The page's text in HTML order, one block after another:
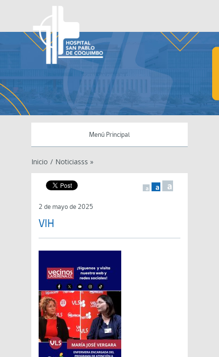
Menú Principal
Inicio / Noticiasss »
a a a
2 de mayo de 2025
VIH